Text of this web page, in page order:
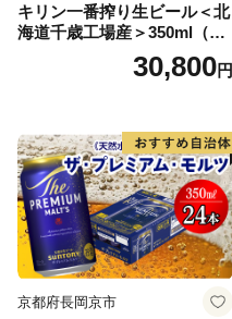
キリン一番搾り生ビール＜北
海道千歳工場産＞350ml（24
30,800円
京都府長岡京市